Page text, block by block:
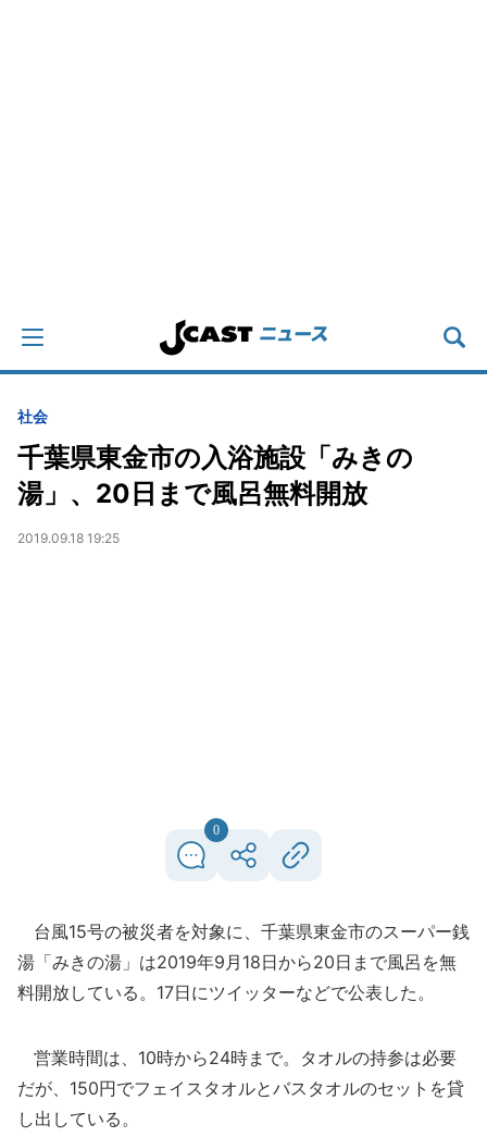
社会
千葉県東金市の入浴施設「みきの
湯」、20日まで風呂無料開放
2019.09.18 19:25
0
台風15号の被災者を対象に、千葉県東金市のスーパー銭
湯「みきの湯」は2019年9月18日から20日まで風呂を無
料開放している。17日にツイッターなどで公表した。
営業時間は、10時から24時まで。タオルの持参は必要
だが、150円でフェイスタオルとバスタオルのセットを貸
し出している。